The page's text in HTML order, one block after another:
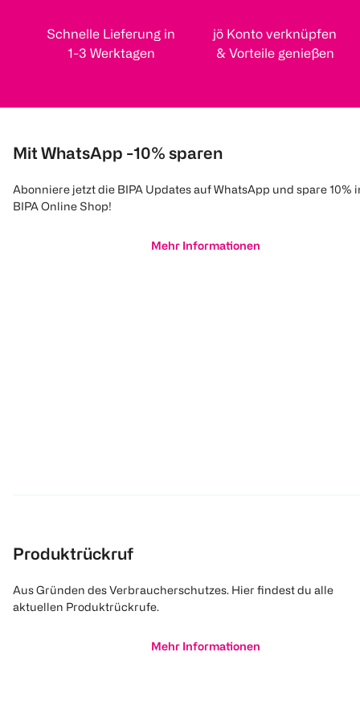
Schnelle Lieferung in
1-3 Werktagen
jö Konto verknüpfen
& Vorteile genießen
Mit WhatsApp -10% sparen
Abonniere jetzt die BIPA Updates auf WhatsApp und spare 10%
BIPA Online Shop!
Mehr Informationen
Produktrückruf
Aus Gründen des Verbraucherschutzes. Hier findest du alle
aktuellen Produktrückrufe.
Mehr Informationen